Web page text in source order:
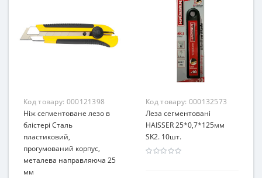
Код товару: 000121398
Ніж сегментоване лезо в
блістері Сталь
пластиковий,
прогумований корпус,
металева направляюча 25
мм
Код товару: 000132573
Леза сегментовані
HAISSER 25*0,7*125мм
SK2. 10шт.